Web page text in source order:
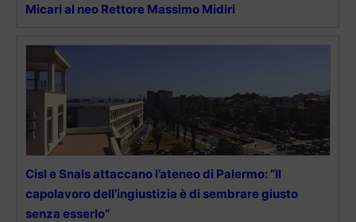
Micari al neo Rettore Massimo Midiri
Cisl e Snals attaccano l’ateneo di Palermo: “Il
capolavoro dell’ingiustizia è di sembrare giusto
senza esserlo”